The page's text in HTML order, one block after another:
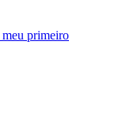
primeiro